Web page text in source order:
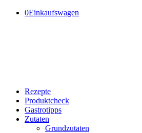
0Einkaufswagen
Rezepte
Produktcheck
Gastrotipps
Zutaten
Grundzutaten